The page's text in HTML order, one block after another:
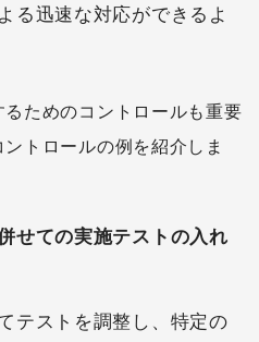
る迅速な対応ができるよ
ためのコントロールも重要
トロールの例を紹介しま
せての実施テストの入れ
テストを調整し、特定の